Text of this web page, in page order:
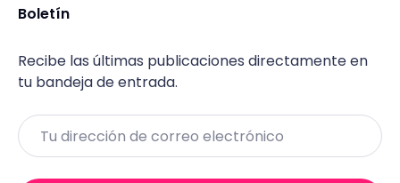
Boletín
Recibe las últimas publicaciones directamente en
tu bandeja de entrada.
Email